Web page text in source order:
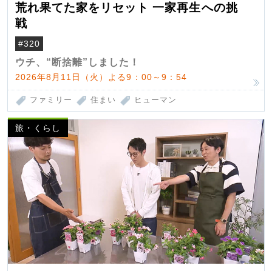
荒れ果てた家をリセット 一家再生への挑
戦
#320
ウチ、“断捨離”しました！
2026年8月11日（火）よる9：00～9：54
ファミリー 住まい ヒューマン
旅・くらし